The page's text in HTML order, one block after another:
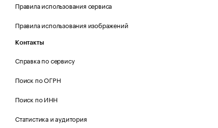
Правила использования сервиса
Правила использования изображений
Контакты
Справка по сервису
Поиск по ОГРН
Поиск по ИНН
Статистика и аудитория